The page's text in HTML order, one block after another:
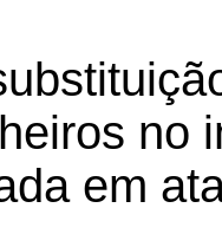
no
em